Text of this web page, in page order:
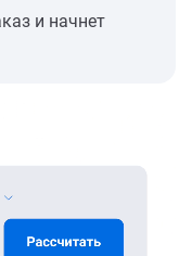
и начнет